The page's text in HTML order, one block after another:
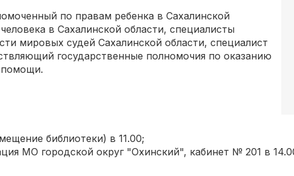
по правам ребенка в Сахалинской
в Сахалинской области, специалисты
мировых судей Сахалинской области, специалист
государственные полномочия по оказанию
помощи.
библиотеки) в 11.00;
МО городской округ "Охинский", кабинет № 201 в